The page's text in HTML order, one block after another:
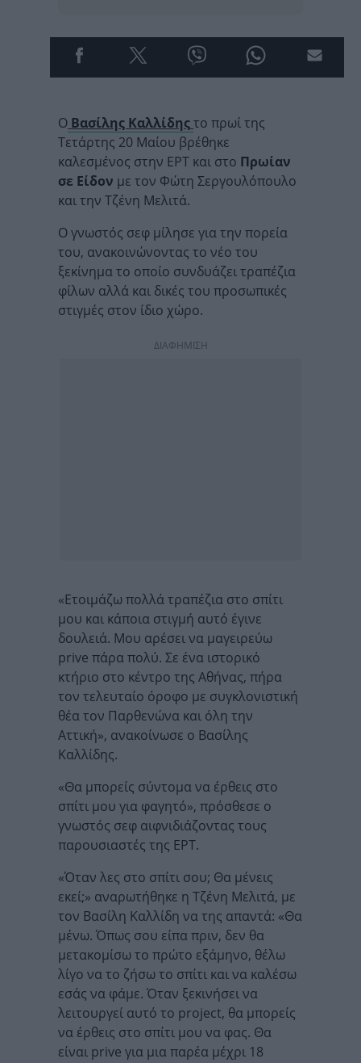
Ο Βασίλης Καλλίδηςτο πρωί της
Τετάρτης 20 Μαίου βρέθηκε
καλεσμένος στην ΕΡΤ και στο Πρωίαν
σε Είδον με τον Φώτη Σεργουλόπουλο
και την Τζένη Μελιτά.
Ο γνωστός σεφ μίλησε για την πορεία
του, ανακοινώνοντας το νέο του
ξεκίνημα το οποίο συνδυάζει τραπέζια
φίλων αλλά και δικές του προσωπικές
στιγμές στον ίδιο χώρο.
ΔΙΑΦΗΜΙΣΗ
«Ετοιμάζω πολλά τραπέζια στο σπίτι
μου και κάποια στιγμή αυτό έγινε
δουλειά. Μου αρέσει να μαγειρεύω
prive πάρα πολύ. Σε ένα ιστορικό
κτήριο στο κέντρο της Αθήνας, πήρα
τον τελευταίο όροφο με συγκλονιστική
θέα τον Παρθενώνα και όλη την
Αττική», ανακοίνωσε ο Βασίλης
Καλλίδης.
«Θα μπορείς σύντομα να έρθεις στο
σπίτι μου για φαγητό», πρόσθεσε ο
γνωστός σεφ αιφνιδιάζοντας τους
παρουσιαστές της ΕΡΤ.
«Όταν λες στο σπίτι σου; Θα μένεις
εκεί;» αναρωτήθηκε η Τζένη Μελιτά, με
τον Βασίλη Καλλίδη να της απαντά: «Θα
μένω. Όπως σου είπα πριν, δεν θα
μετακομίσω το πρώτο εξάμηνο, θέλω
λίγο να το ζήσω το σπίτι και να καλέσω
εσάς να φάμε. Όταν ξεκινήσει να
λειτουργεί αυτό το project, θα μπορείς
να έρθεις στο σπίτι μου να φας. Θα
είναι prive για μια παρέα μέχρι 18